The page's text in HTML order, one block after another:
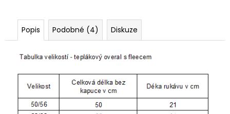
Popis Podobné (4) Diskuze